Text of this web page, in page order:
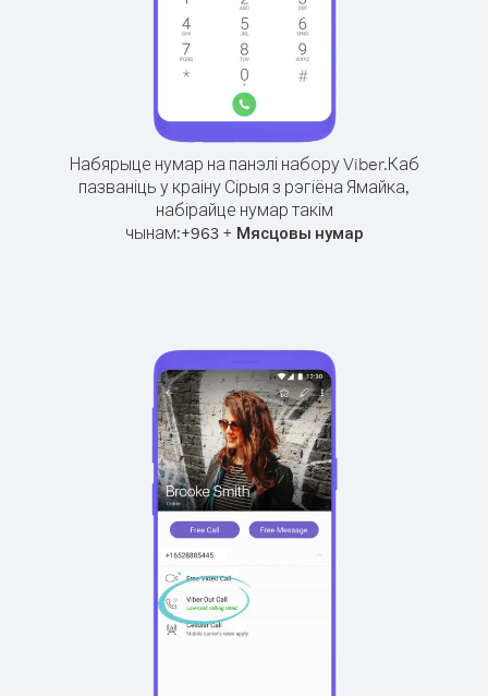
Набярыце нумар на панэлі набору Viber.Каб
пазваніць у краіну Сірыя з рэгіёна Ямайка,
набірайце нумар такім
чынам:+963+ Мясцовы нумар